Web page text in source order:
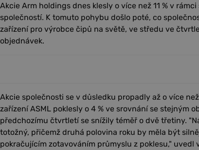
Akcie Arm holdings dnes klesly o více než 11 % v
společností. K tomuto pohybu došlo poté, co
zařízení pro výrobce čipů na světě, ve středu ve
objednávek.
Akcie společnosti se v důsledku propadly až o více
zařízení ASML poklesly o 4 % ve srovnání se stejným
předchozímu čtvrtletí se snížily téměř o dvě třetiny.
totožný, přičemž druhá polovina roku by měla být
pokračujícím zotavováním průmyslu z poklesu," uvedl